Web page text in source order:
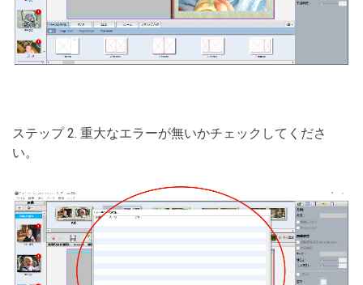
ステップ 2. 重大なエラーが無いかチェックしてくださ
い。